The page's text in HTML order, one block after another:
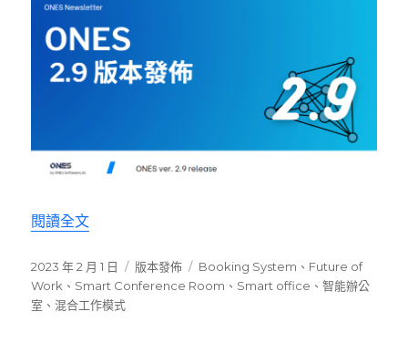
閱讀全文〈用戶通訊：ONES 2.9 版本發佈〉
發
佈
日
2023 年 2 月 1 日
分
類
版本發佈
標
籤
Booking System 、 Future of
Work 、 Smart Conference Room 、 Smart office 、智能辦公
室 、混合工作模式